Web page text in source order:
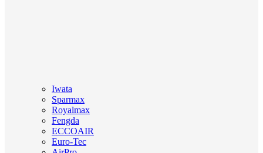
Iwata
Sparmax
Royalmax
Fengda
ECCOAIR
Euro-Tec